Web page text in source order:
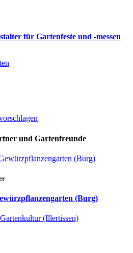
für Gartenfeste und -messen
und Gartenfreunde
(Burg)